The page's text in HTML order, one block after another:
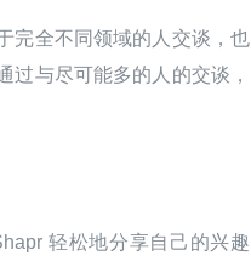
完全不同领域的人交谈，也
过与尽可能多的人的交谈，
轻松地分享自己的兴趣